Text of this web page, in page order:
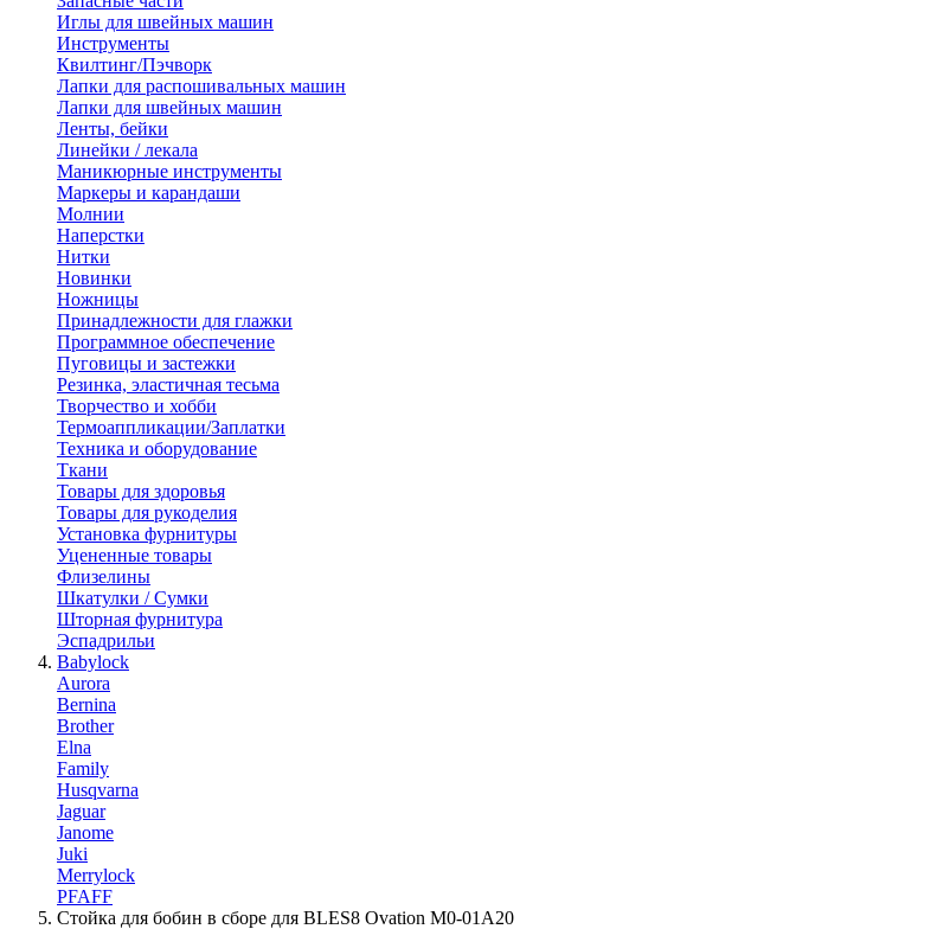
Иглы для швейных машин
Инструменты
Квилтинг/Пэчворк
Лапки для распошивальных машин
Лапки для швейных машин
Ленты, бейки
Линейки / лекала
Маникюрные инструменты
Маркеры и карандаши
Молнии
Наперстки
Нитки
Новинки
Ножницы
Принадлежности для глажки
Программное обеспечение
Пуговицы и застежки
Резинка, эластичная тесьма
Творчество и хобби
Термоаппликации/Заплатки
Техника и оборудование
Ткани
Товары для здоровья
Товары для рукоделия
Установка фурнитуры
Уцененные товары
Флизелины
Шкатулки / Сумки
Шторная фурнитура
Эспадрильи
Babylock
Aurora
Bernina
Brother
Elna
Family
Husqvarna
Jaguar
Janome
Juki
Merrylock
PFAFF
Стойка для бобин в сборе для BLES8 Ovation M0-01A20